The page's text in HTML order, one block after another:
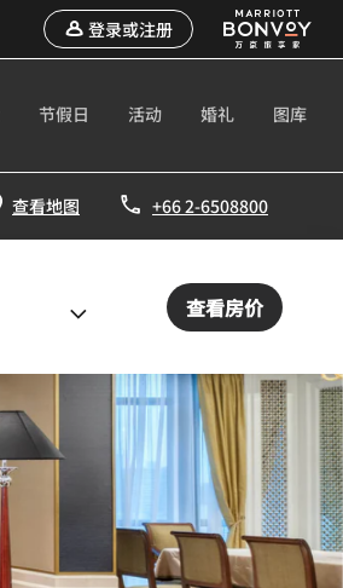
登录或注册
节假日 活动 婚礼 图库
查看地图 +66 2-6508800
查看房价